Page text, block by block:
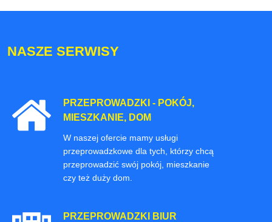
NASZE SERWISY
PRZEPROWADZKI - POKÓJ,
MIESZKANIE, DOM
W naszej ofercie mamy usługi
przeprowadzkowe dla tych, którzy chcą
przeprowadzić swój pokój, mieszkanie
czy też duży dom.
PRZEPROWADZKI BIUR